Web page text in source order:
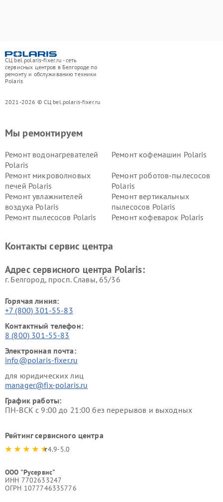
СЦ bel.polaris-fixer.ru - сеть
сервисных центров в Белгороде по
ремонту и обслуживанию техники
Polaris
2021-2026 © СЦ bel.polaris-fixer.ru
Мы ремонтируем
Ремонт водонагревателей
Polaris
Ремонт кофемашин Polaris
Ремонт микроволновых
печей Polaris
Ремонт роботов-пылесосов
Polaris
Ремонт увлажнителей
воздуха Polaris
Ремонт вертикальных
пылесосов Polaris
Ремонт пылесосов Polaris
Ремонт кофеварок Polaris
Контакты сервис центра
Адрес сервисного центра Polaris:
г. Белгород, просп. Славы, 65/36
Горячая линия:
+7 (800) 301-55-83
Контактный телефон:
8 (800) 301-55-83
Электронная почта:
info@polaris-fixer.ru
для юридических лиц
manager@fix-polaris.ru
График работы:
ПН-ВСК с 9:00 до 21:00 без перерывов и выходных
Рейтинг сервисного центра
4.9-5.0
ООО "Русервис"
ИНН 7702633247
ОГРН 1077746335776